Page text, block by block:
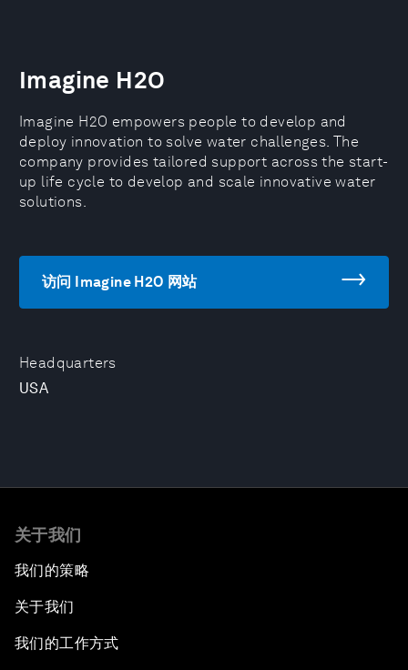
Headquarters
USA
Imagine H2O
Imagine H2O empowers people to develop and
deploy innovation to solve water challenges. The
company provides tailored support across the start-
up life cycle to develop and scale innovative water
solutions.
访问 Imagine H2O 网站
关于我们
我们的策略
关于我们
我们的工作方式